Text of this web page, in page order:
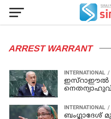
ARREST WARRANT
INTERNATIONAL
ഇസ്‌റാഈല്‍
INTERNATIONAL
ബംഗ്ലാദേശ്